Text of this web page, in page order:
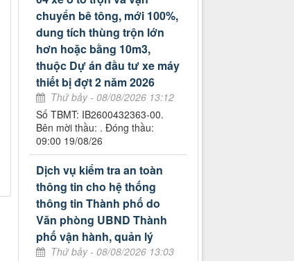
chuyển bê tông, mới 100%,
dung tích thùng trộn lớn
hơn hoặc bằng 10m3,
thuộc Dự án đầu tư xe máy
thiết bị đợt 2 năm 2026
Thứ bảy - 08/08/2026 13:12
Số TBMT: IB2600432363-00.
Bên mời thầu: . Đóng thầu:
09:00 19/08/26
Dịch vụ kiểm tra an toàn
thông tin cho hệ thống
thông tin Thành phố do
Văn phòng UBND Thành
phố vận hành, quản lý
Thứ bảy - 08/08/2026 13:03